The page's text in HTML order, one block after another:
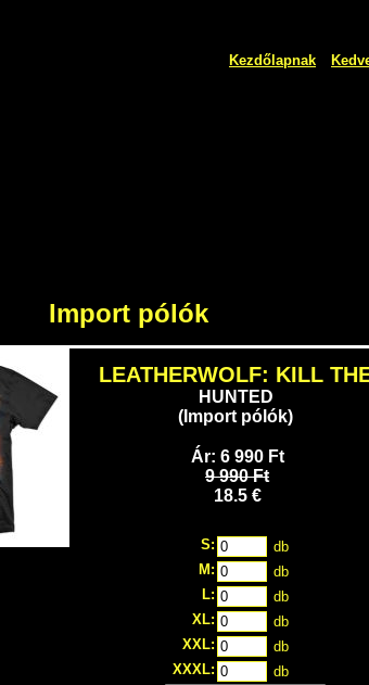
Kezdőlapnak
Import pólók
LEATHERWOLF: KILL
HUNTED
(Import pólók)
Ár: 6 990 Ft
9 990 Ft
18.5 €
S:
db
M:
db
L:
db
XL:
db
XXL:
db
XXXL:
db